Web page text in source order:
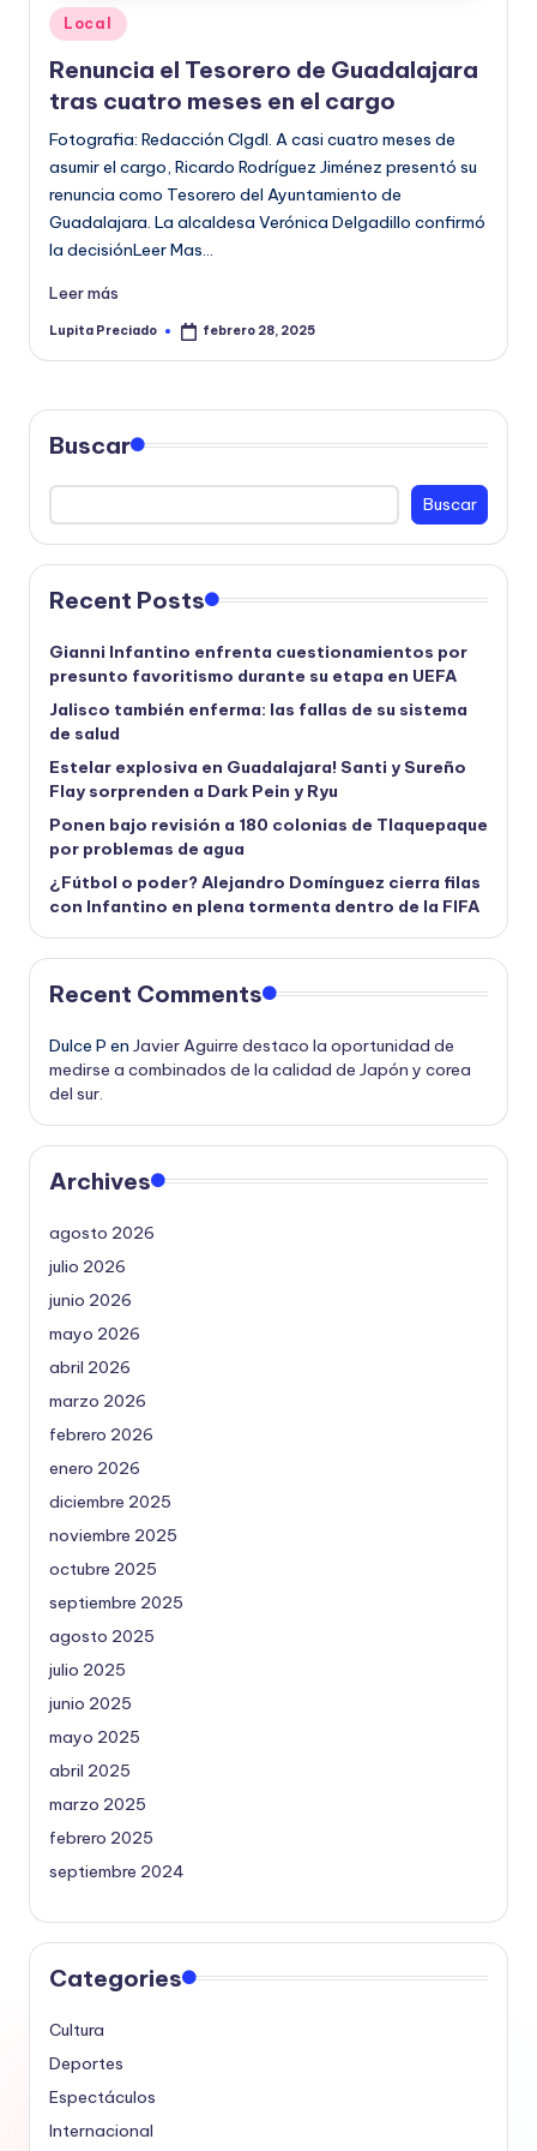
o
r
m
a
ti
v
a
Publicado
en
Local
Renuncia el Tesorero de Guadalajara
tras cuatro meses en el cargo
Fotografia: Redacción CIgdl. A casi cuatro meses de
asumir el cargo, Ricardo Rodríguez Jiménez presentó su
renuncia como Tesorero del Ayuntamiento de
Guadalajara. La alcaldesa Verónica Delgadillo confirmó
la decisiónLeer Mas…
Leer más
Publicado
Lupita Preciado febrero 28, 2025
Buscar
Buscar
Recent Posts
Gianni Infantino enfrenta cuestionamientos por
presunto favoritismo durante su etapa en UEFA
Jalisco también enferma: las fallas de su sistema
de salud
Estelar explosiva en Guadalajara! Santi y Sureño
Flay sorprenden a Dark Pein y Ryu
Ponen bajo revisión a 180 colonias de Tlaquepaque
por problemas de agua
¿Fútbol o poder? Alejandro Domínguez cierra filas
con Infantino en plena tormenta dentro de la FIFA
Recent Comments
Dulce P en Javier Aguirre destaco la oportunidad de
medirse a combinados de la calidad de Japón y corea
del sur.
Archives
agosto 2026
julio 2026
junio 2026
mayo 2026
abril 2026
marzo 2026
febrero 2026
enero 2026
diciembre 2025
noviembre 2025
octubre 2025
septiembre 2025
agosto 2025
julio 2025
junio 2025
mayo 2025
abril 2025
marzo 2025
febrero 2025
septiembre 2024
Categories
Cultura
Deportes
Espectáculos
Internacional